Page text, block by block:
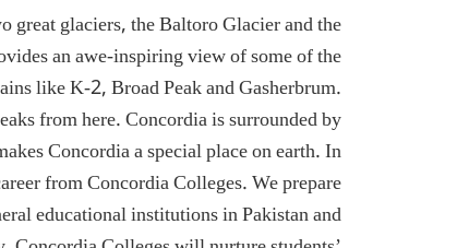
great glaciers, the Baltoro Glacier and the
an awe-inspiring view of some of the
like K-2, Broad Peak and Gasherbrum.
from here. Concordia is surrounded by
Concordia a special place on earth. In
from Concordia Colleges. We prepare
educational institutions in Pakistan and